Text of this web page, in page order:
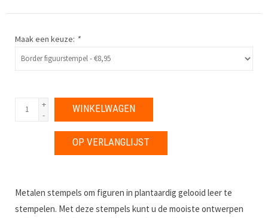
Maak een keuze: *
+
-
WINKELWAGEN
OP VERLANGLIJST
Metalen stempels om figuren in plantaardig gelooid leer te
stempelen. Met deze stempels kunt u de mooiste ontwerpen